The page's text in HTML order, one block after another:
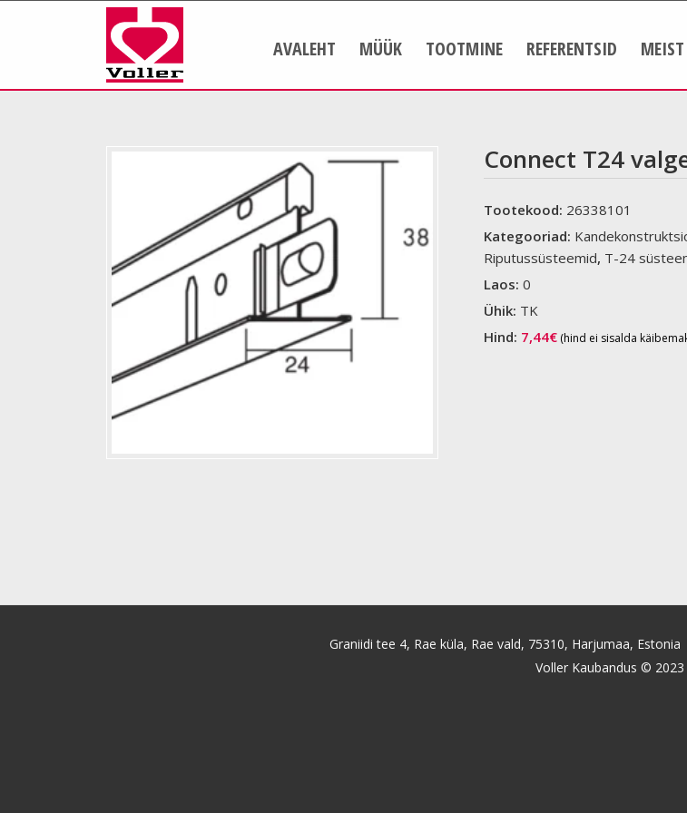
AVALEHT MÜÜK TOOTMINE REFERENTSID MEIST
Connect T24
Tootekood: 26338101
Kategooriad:
Riputussüsteemid, T-24
Laos:0
Ühik: TK
Hind: 7,44€ (hind ei sisalda
Graniidi tee 4, Rae küla, Rae vald, 75310, Harjumaa, Estonia
Voller Kaubandus © 2023